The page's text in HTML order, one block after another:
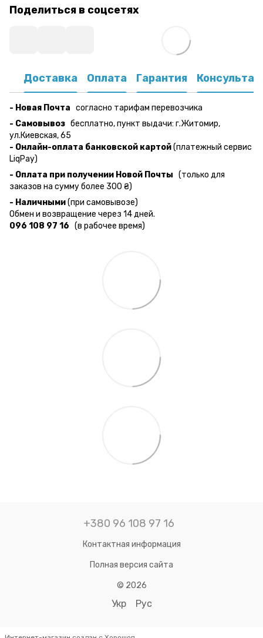
Поделиться в соцсетях
Доставка Оплата Гарантия
- Новая Почта согласно тарифам перевозчика
- Самовывоз бесплатно, пункт выдачи: г.Житомир,
ул.Киевская, 65
- Онлайн-оплата банковской картой(платежный сервис
LiqPay)
- Оплата при получении Новой Почты (только для
заказов на сумму более 300 ₴)
- Наличными(при самовывозе)
Обмен и возвращение через 14 дней.
096 108 97 16 (в рабочее время)
+380 96 108 97 16
Контактная информация
Полная версия сайта
© 2026
Укр Рус